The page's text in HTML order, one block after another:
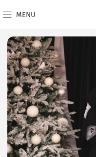
MENU